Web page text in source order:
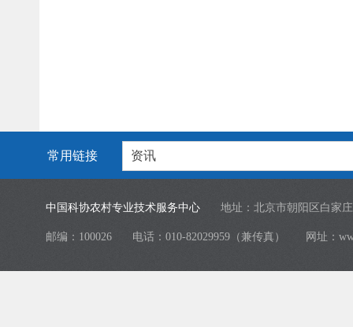
常用链接 资讯
中国科协农村专业技术服务中心 地址：北京市朝阳区白家
邮编：100026 电话：010-82029959（兼传真） 网址：